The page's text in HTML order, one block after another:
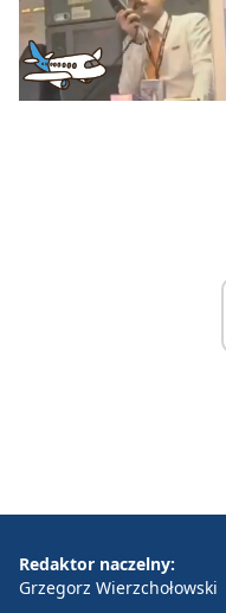
Redaktor naczelny:
Grzegorz Wierzchołowski